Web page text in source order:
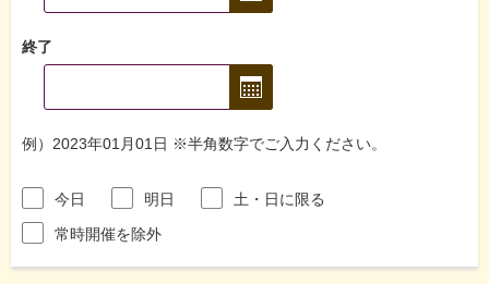
終了
例）2023年01月01日 ※半角数字でご入力ください。
今日 明日
土・日に限る
常時開催を除外